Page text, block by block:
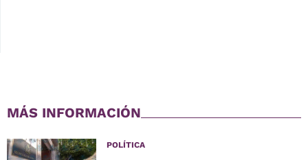
MÁS INFORMACIÓN
POLÍTICA